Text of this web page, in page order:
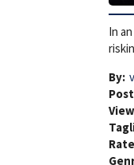
In
By: